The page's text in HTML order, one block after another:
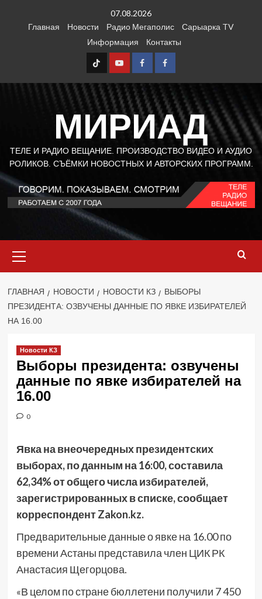
07.08.2026
Главная
Новости Радио Мегаполис
Сарыарка TV
Информация
Контакты
TT Youtube
FB1 FB2
МИРИАД
ТЕЛЕ И РАДИО ВЕЩАНИЕ. ПРОИЗВОДСТВО ВИДЕО И АУДИО
РОЛИКОВ. СЪЁМКИ НОВОСТНЫХ И АВТОРСКИХ ПРОГРАММ.
меню
ГЛАВНАЯ НОВОСТИ НОВОСТИ КЗ
ВЫБОРЫ
ПРЕЗИДЕНТА: ОЗВУЧЕНЫ ДАННЫЕ ПО ЯВКЕ ИЗБИРАТЕЛЕЙ
НА 16.00
Новости КЗ
Выборы президента: озвучены
данные по явке избирателей на
16.00
0
Явка на внеочередных президентских
выборах, по данным на 16:00, составила
62,34% от общего числа избирателей,
зарегистрированных в списке, сообщает
корреспондент Zakon.kz.
Предварительные данные о явке на 16.00 по
времени Астаны представила член ЦИК РК
Анастасия Щегорцова.
«В целом по стране бюллетени получили 7 450